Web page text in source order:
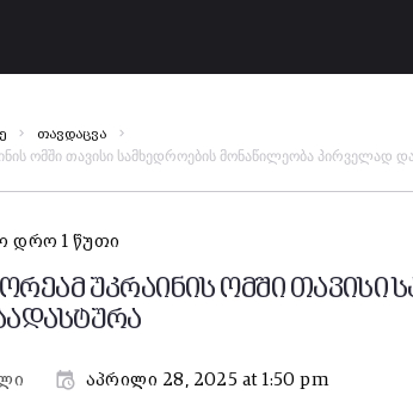
თავდაცვა
ომში თავისი სამხედროების მონაწილეობა პირველად
დრო 1 წუთი
უკრაინის ომში თავისი
აპრილი 28, 2025 at 1:50 pm